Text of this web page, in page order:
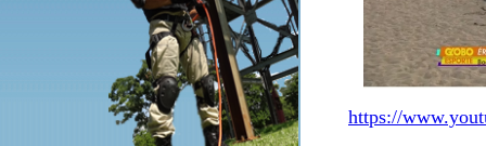
https://